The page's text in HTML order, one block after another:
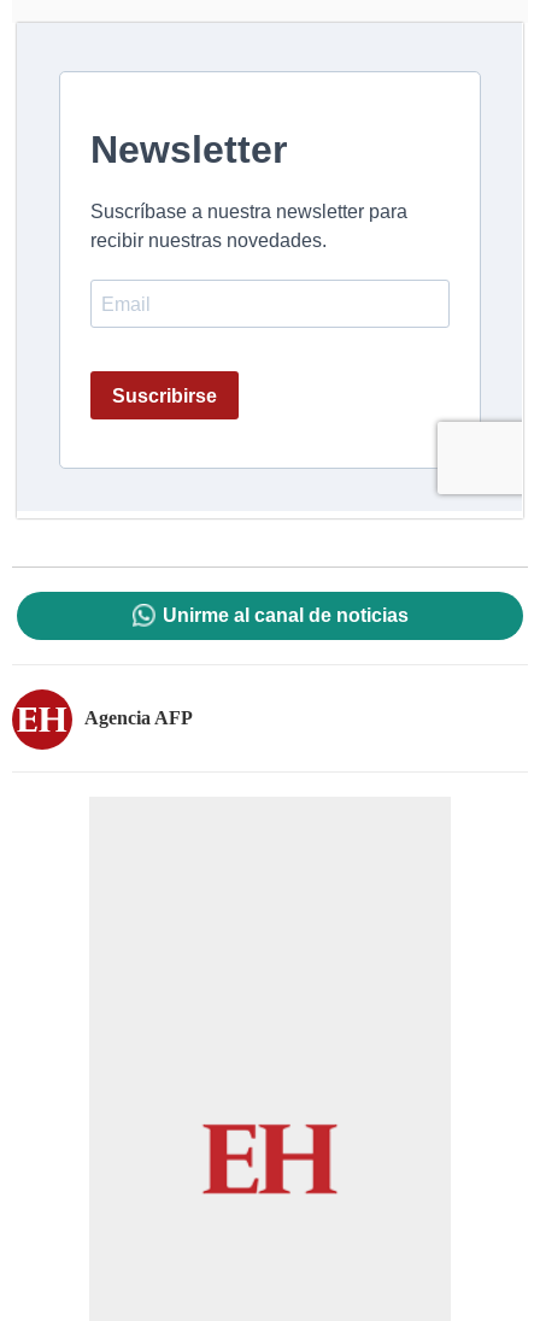
Unirme al canal de noticias
Agencia AFP